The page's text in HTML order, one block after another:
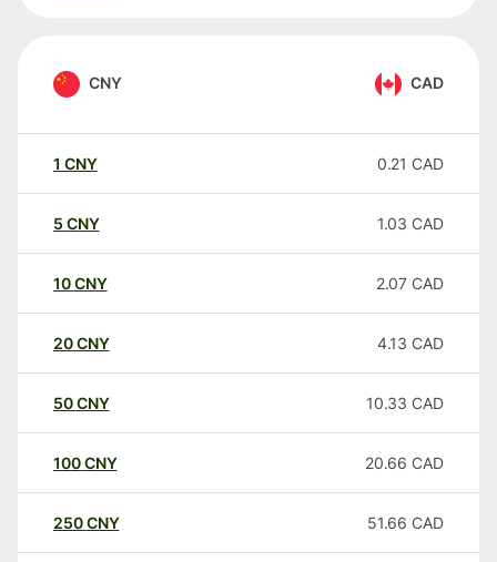
CNY CAD
1 CNY 0.21 CAD
5 CNY 1.03 CAD
10CNY 2.07 CAD
20CNY 4.13 CAD
50CNY 10.33 CAD
100CNY 20.66 CAD
250CNY 51.66 CAD